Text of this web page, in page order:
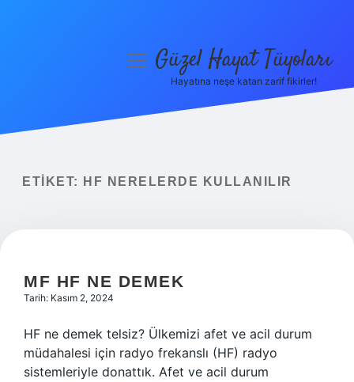
Yasal Uyarı
menüyüGüzel Hayat Tüyoları
Hayatına neşe katan zarif fikirler!
ETIKET: HF NERELERDE KULLANILIR
MF HF NE DEMEK
Tarih: Kasım 2, 2024
HF ne demek telsiz? Ülkemizi afet ve acil durum
müdahalesi için radyo frekanslı (HF) radyo
sistemleriyle donattık. Afet ve acil durum